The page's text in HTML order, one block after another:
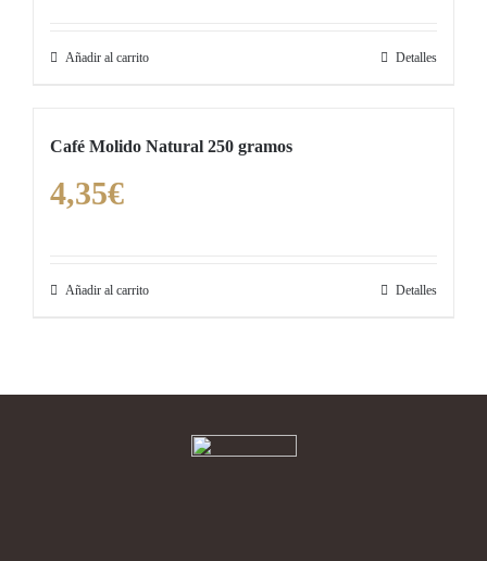
Añadir al carrito Detalles
Café Molido Natural 250 gramos
4,35€
Añadir al carrito Detalles